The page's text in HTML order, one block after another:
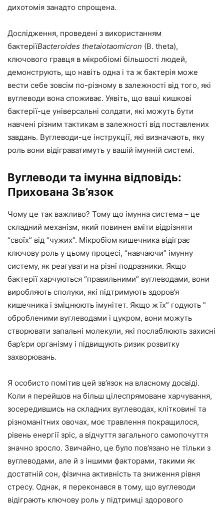
дихотомія занадто спрощена.
Дослідження, проведені з використанням
бактеріїBacteroides thetaiotaomicron (B. theta),
ключового гравця в мікробіомі більшості людей,
демонструють, що навіть одна і та ж бактерія може
вести себе зовсім по-різному в залежності від того, які
вуглеводи вона споживає. Уявіть, що ваші кишкові
бактерії-це універсальні солдати, які можуть бути
навчені різним тактикам в залежності від поставлених
завдань. Вуглеводи-це інструкції, які визначають, яку
роль вони відіграватимуть у вашій імунній системі.
Вуглеводи та імунна відповідь:
Прихована Зв’язок
Чому це так важливо? Тому що імунна система – це
складний механізм, який повинен вміти відрізняти
“своїх” від “чужих”. Мікробіом кишечника відіграє
ключову роль у цьому процесі, “навчаючи” імунну
систему, як реагувати на різні подразники. Якщо
бактерії харчуються “правильними” вуглеводами, вони
виробляють сполуки, які підтримують здоров’я
кишечника і зміцнюють імунітет. Якщо ж їх” годують ”
обробленими вуглеводами і цукром, вони можуть
створювати запальні молекули, які послаблюють захисні
бар’єри організму і підвищують ризик розвитку
захворювань.
Я особисто помітив цей зв’язок на власному досвіді.
Коли я перейшов на більш цілеспрямоване харчування,
зосередившись на складних вуглеводах, клітковині та
різноманітних овочах, моє травлення покращилося,
рівень енергії зріс, а відчуття загального самопочуття
значно зросло. Звичайно, це було пов’язано не тільки з
вуглеводами, але й з іншими факторами, такими як
достатній сон, фізична активність та зниження рівня
стресу. Однак, я переконався в тому, що вуглеводи
відіграють ключову роль у підтримці здорового